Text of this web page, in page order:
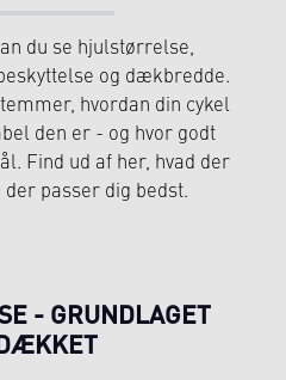
du se hjulstørrelse,
og dækbredde.
hvordan din cykel
den er - og hvor godt
Find ud af her, hvad der
der passer dig bedst.
- GRUNDLAGET